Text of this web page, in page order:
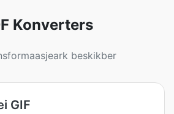
Konverters
beskikber
GIF